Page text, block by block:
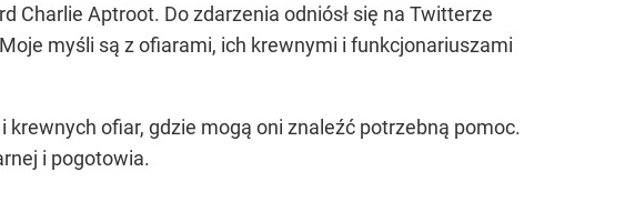
Charlie Aptroot. Do zdarzenia odniósł się na Twitterze
myśli są z ofiarami, ich krewnymi i funkcjonariuszami
ofiar, gdzie mogą oni znaleźć potrzebną pomoc.
i pogotowia.